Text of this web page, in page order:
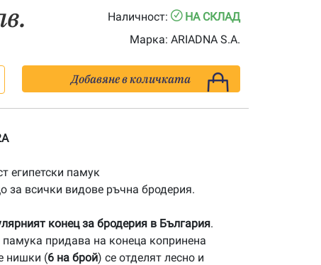
Наличност:
НА СКЛАД
Марка: ARIADNA S.A.
Добавяне в количката
египетски памук
за всички видове ръчна бродерия.
конец за бродерия в България.
придава на конеца копринена
нишки (6 на брой) се отделят лесно и